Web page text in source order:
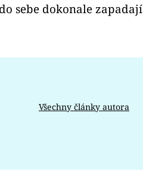
sebe dokonale zapadají
Všechny články autora